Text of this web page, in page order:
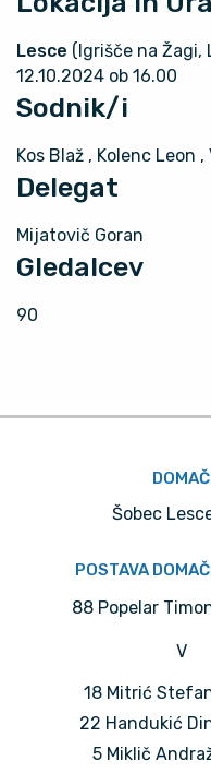
Lesce (Igrišče na Žagi,
12.10.2024 ob 16.00
Sodnik/i
Kos Blaž , Kolenc Leon ,
Delegat
Mijatovič Goran
Gledalcev
90
Šobec
POSTAVA
88 Popelar
V
18 Mitrić
22 Handukić
5 Miklič